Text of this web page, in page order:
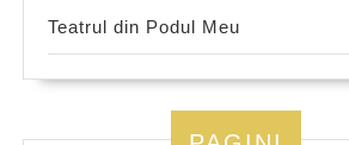
Teatrul din Podul Meu